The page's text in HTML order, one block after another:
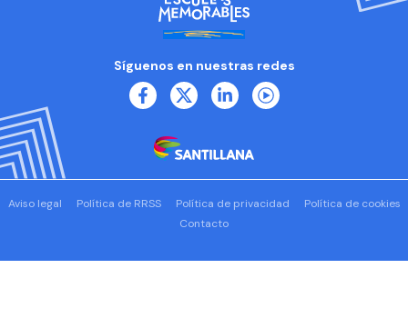
Síguenos en nuestras redes
Aviso legal Política de RRSS Política de privacidad
Política de cookies
Contacto